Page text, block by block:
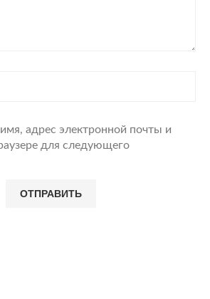
адрес электронной почты и
для следующего